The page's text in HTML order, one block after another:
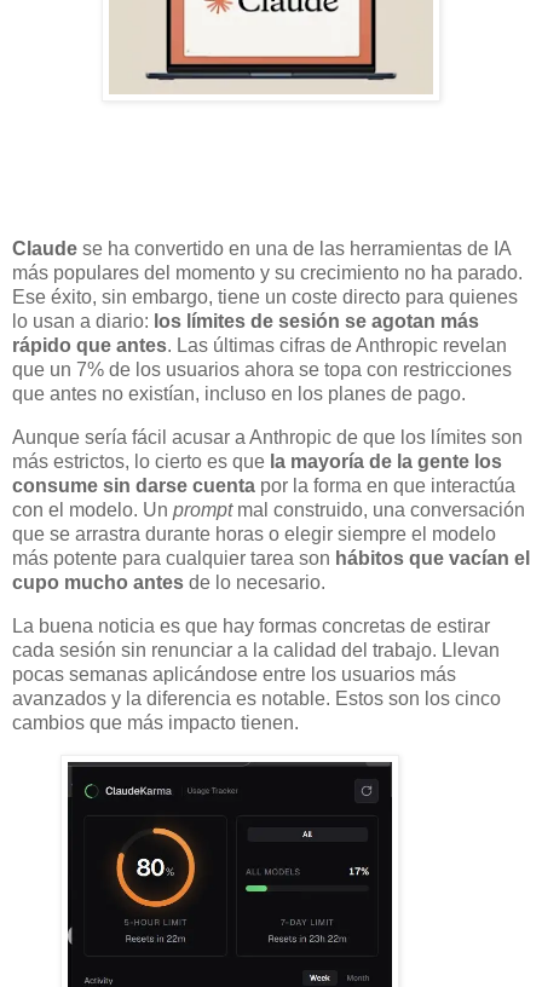
Claude se ha convertido en una de las herramientas de IA
más populares del momento y su crecimiento no ha parado.
Ese éxito, sin embargo, tiene un coste directo para quienes
lo usan a diario: los límites de sesión se agotan más
rápido que antes. Las últimas cifras de Anthropic revelan
que un 7% de los usuarios ahora se topa con restricciones
que antes no existían, incluso en los planes de pago.
Aunque sería fácil acusar a Anthropic de que los límites son
más estrictos, lo cierto es que la mayoría de la gente los
consume sin darse cuenta por la forma en que interactúa
con el modelo. Un promptmal construido, una conversación
que se arrastra durante horas o elegir siempre el modelo
más potente para cualquier tarea son hábitos que vacían el
cupo mucho antes de lo necesario.
La buena noticia es que hay formas concretas de estirar
cada sesión sin renunciar a la calidad del trabajo. Llevan
pocas semanas aplicándose entre los usuarios más
avanzados y la diferencia es notable. Estos son los cinco
cambios que más impacto tienen.